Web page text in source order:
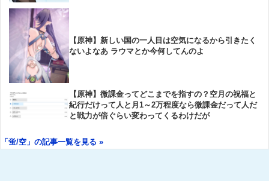
【原神】新しい国の一人目は空気になるから引きたく
ないよなあ ラウマとか今何してんのよ
【原神】微課金ってどこまでを指すの？空月の祝福と
紀行だけって人と月1～2万程度なら微課金だって人だ
と戦力が倍ぐらい変わってくるわけだが
「蛍/空」の記事一覧を見る »